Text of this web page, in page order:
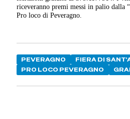
riceveranno premi messi in palio dalla
Pro loco di Peveragno.
PEVERAGNO
FIERA DI
PRO LOCO PEVERAGNO